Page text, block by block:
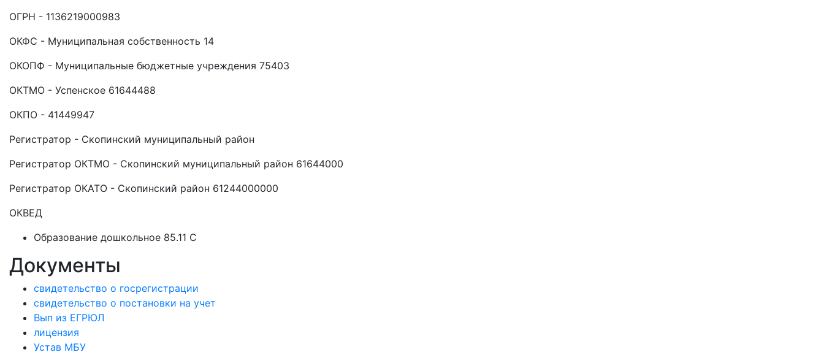
ОГРН - 1136219000983
ОКФС - Муниципальная собственность 14
ОКОПФ - Муниципальные бюджетные учреждения 75403
ОКТМО - Успенское 61644488
ОКПО - 41449947
Регистратор - Скопинский муниципальный район
Регистратор ОКТМО - Скопинский муниципальный район 61644000
Регистратор ОКАТО - Скопинский район 61244000000
ОКВЕД
Образование дошкольное 85.11 C
Документы
свидетельство о госрегистрации
свидетельство о постановки на учет
Вып из ЕГРЮЛ
лицензия
Устав МБУ